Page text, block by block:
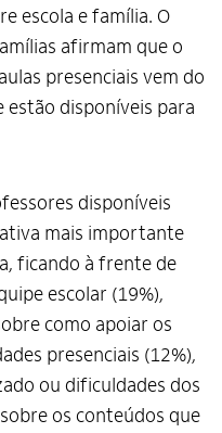
escola e família. O
afirmam que o
presenciais vem do
disponíveis para
disponíveis
mais importante
ficando à frente de
escolar (19%),
como apoiar os
presenciais (12%),
ou dificuldades dos
os conteúdos que